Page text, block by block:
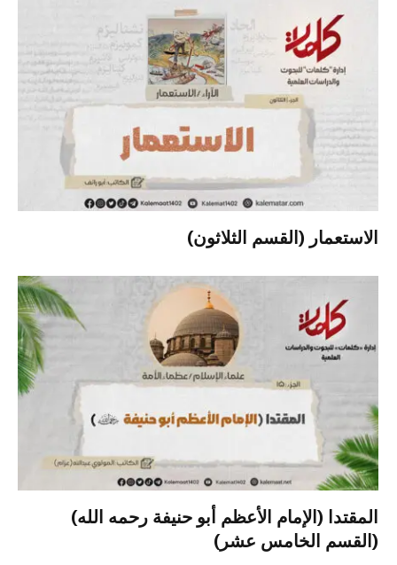
الاستعمار (القسم الثلاثون)
المقتدا (الإمام الأعظم أبو حنيفة رحمه الله)
(القسم الخامس عشر)